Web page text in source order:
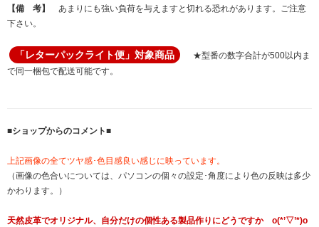
【備 考】
あまりにも強い負荷を与えますと切れる恐れがあります。ご注意
下さい。
「レターパックライト便」対象商品
★型番の数字合計が500以内ま
で同一梱包で配送可能です。
■ショップからのコメント■
上記画像の全てツヤ感･色目感良い感じに映っています。
（画像の色合いについては、パソコンの個々の設定･角度により色の反映は多少
かわります。）
天然皮革でオリジナル、自分だけの個性ある製品作りにどうですか o(*’▽’*)o